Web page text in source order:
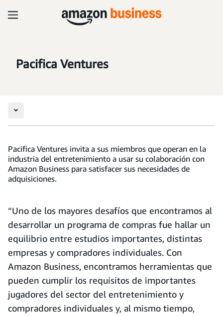
Pacifica Ventures
Pacifica Ventures invita a sus miembros que operan en la
industria del entretenimiento a usar su colaboración con
Amazon Business para satisfacer sus necesidades de
adquisiciones.
“Uno de los mayores desafíos que encontramos al
desarrollar un programa de compras fue hallar un
equilibrio entre estudios importantes, distintas
empresas y compradores individuales. Con
Amazon Business, encontramos herramientas que
pueden cumplir los requisitos de importantes
jugadores del sector del entretenimiento y
compradores individuales y, al mismo tiempo,